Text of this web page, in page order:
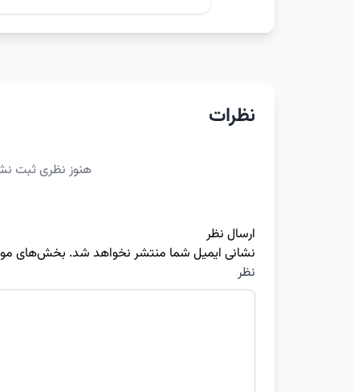
نظرات
هنوز نظری ثبت
ارسال نظر
نشانی ایمیل شما منتشر نخواهد شد. بخش‌های
نظر